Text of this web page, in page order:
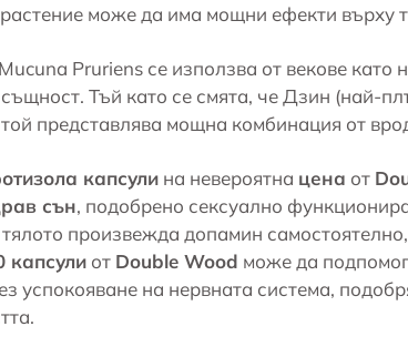
може да има мощни ефекти върху
Pruriens се използва от векове като
Тъй като се смята, че Дзин (най-
представлява мощна комбинация от
капсули на невероятна цена от
сън, подобрено сексуално
произвежда допамин
капсули от Double Wood може да
успокояване на нервната система,